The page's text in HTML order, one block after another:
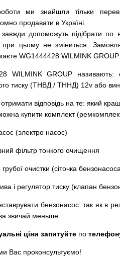
ми знайшли тільки
продавати в Україні.
завжди допоможуть підібрати по
при цьому не зміниться
WG1444428 WILMINK GROUP.
WILMINK GROUP називають:
тиску (ТНВД / ТННД) 12v або
отримати відповідь на те: який
купити комплект (
(электро насос)
фільтр тонкого очищення
грубої очистки (сіточка бензонасоса
і регулятор тиску (клапан
бензонасос: так як в
звичай меньше.
ціни запитуйте по
Вас проконсультуємо!